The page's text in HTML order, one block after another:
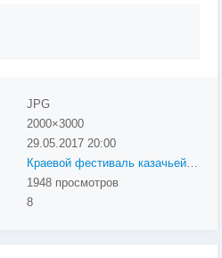
JPG
2000×3000
29.05.2017 20:00
1948 просмотров
8